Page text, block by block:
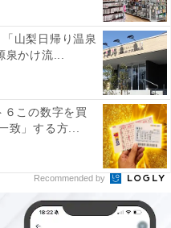
山梨日帰り温泉
かけ流...
６この数字を買
致」する方...
Recommended by